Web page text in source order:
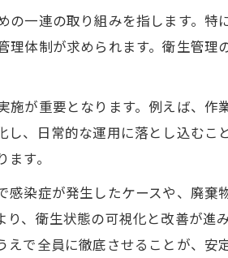
場適用時の注意点
ガイドライン活用法
極意
を守る具体策
ガイドライン活用法
工程と改善方法
生管理徹底ポイント
用のコツと注意点
ぐ工夫とは
一連の取り組みを指します。特
体制が求められます。衛生管理
が重要となります。例えば、作
、日常的な運用に落とし込むこ
す。
染症が発生したケースや、廃棄
、衛生状態の可視化と改善が進
で全員に徹底させることが、安